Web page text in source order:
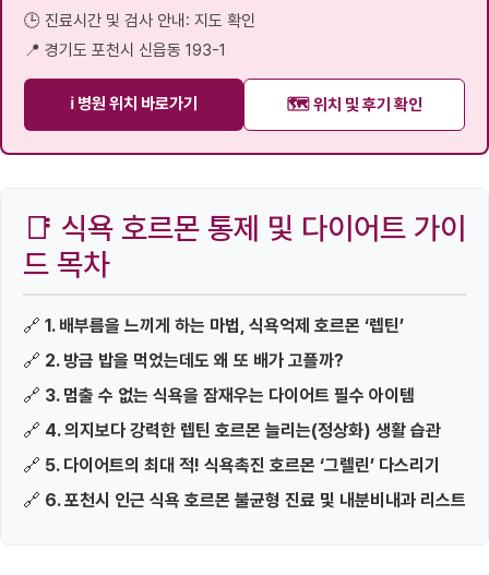
🕒 진료시간 및 검사 안내: 지도 확인
📍 경기도 포천시 신읍동 193-1
ℹ️ 병원 위치 바로가기 🗺️ 위치 및 후기 확인
📑 식욕 호르몬 통제 및 다이어트 가이
드 목차
🔗 1. 배부름을 느끼게 하는 마법, 식욕억제 호르몬 ‘렙틴’
🔗 2. 방금 밥을 먹었는데도 왜 또 배가 고플까?
🔗 3. 멈출 수 없는 식욕을 잠재우는 다이어트 필수 아이템
🔗 4. 의지보다 강력한 렙틴 호르몬 늘리는(정상화) 생활 습관
🔗 5. 다이어트의 최대 적! 식욕촉진 호르몬 ‘그렐린’ 다스리기
🔗 6. 포천시 인근 식욕 호르몬 불균형 진료 및 내분비내과 리스트